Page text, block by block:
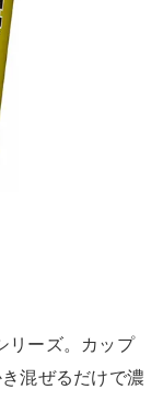
リーズ。カップ
混ぜるだけで濃